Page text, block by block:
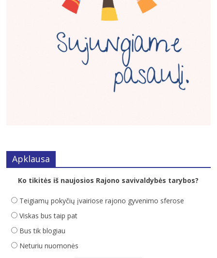
Apklausa
Ko tikitės iš naujosios Rajono savivaldybės tarybos?
Teigiamų pokyčių įvairiose rajono gyvenimo sferose
Viskas bus taip pat
Bus tik blogiau
Neturiu nuomonės